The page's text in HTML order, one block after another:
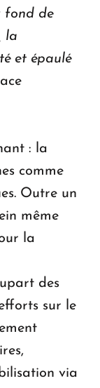
fond de
la
et épaulé
: la
comme
Outre un
même
la
des
sur le
via